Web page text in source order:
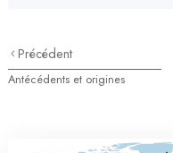
Précédent
Antécédents et origines